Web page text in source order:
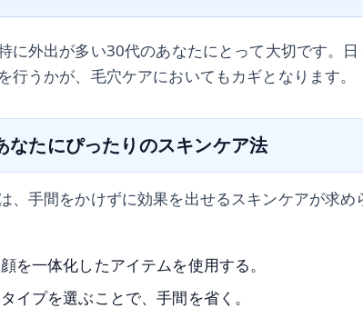
に外出が多い30代のあなたにとって大切です。
行うかが、毛穴ケアにおいてもカギとなります。
なたにぴったりのスキンケア法
、手間をかけずに効果を出せるスキンケアが求
を一体化したアイテムを使用する。
イプを選ぶことで、手間を省く。